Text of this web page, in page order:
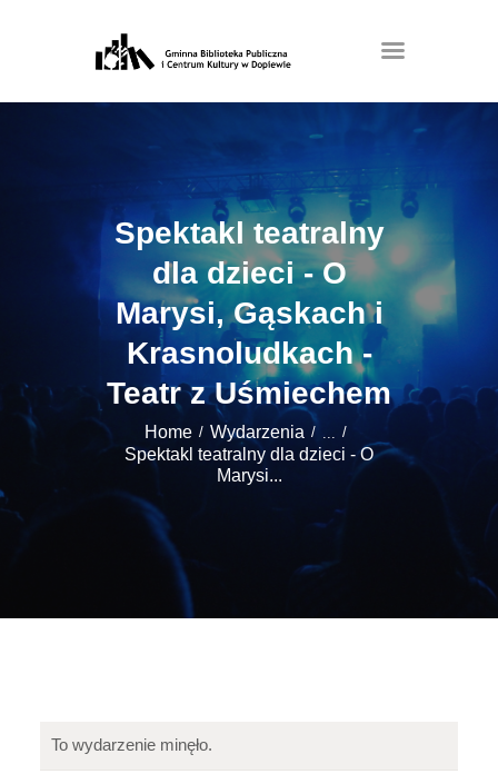
Spektakl teatralny
dla dzieci - O
Marysi, Gąskach i
Krasnoludkach -
Teatr z Uśmiechem
Home Wydarzenia ...
Spektakl teatralny dla dzieci - O
Marysi...
To wydarzenie minęło.